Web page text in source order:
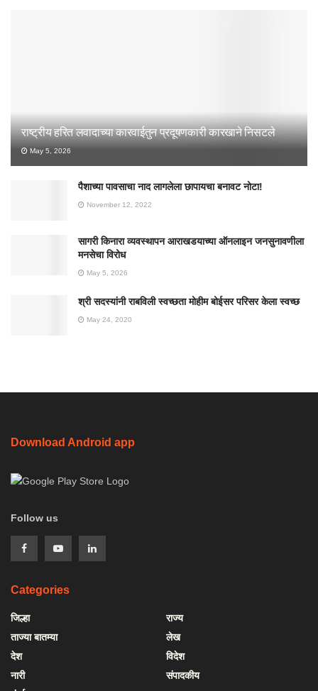
राष्ट्रीय हरित लवादाच्या कारवाईतुन प्रदूषणकारी कारखाने निसटले
May 5, 2026
पैशाच्या पावसाचा नाद लागलेला छापायचा बनावट नोटा!
November 12, 2022
सागरी किनारा व्यवस्थापन आराखडयाच्या ऑनलाइन जनसुनावणीला
मनसेचा विरोध
May 5, 2026
श्री सदस्यांनी राबविली स्वच्छता मोहीम बोईसर परिसर केला स्वच्छ
May 24, 2020
Download Android app
Follow us
Categories
जिल्हा
ताज्या बातम्या
देश
नारी
राज्य
लेख
विदेश
संपादकीय